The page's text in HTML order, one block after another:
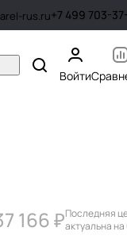
rus.ru+7 499 703-
Войти
166 ₽Последняя
актуальна на